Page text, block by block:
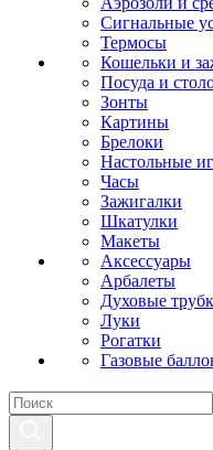
Сигнальные
Термосы
Кошельки и
Посуда и
Зонты
Картины
Брелоки
Настольные
Часы
Зажигалки
Шкатулки
Макеты
Аксессуары
Арбалеты
Духовые
Луки
Рогатки
Газовые